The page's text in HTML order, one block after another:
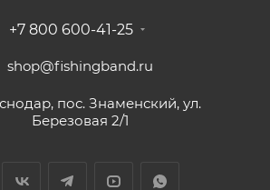
+7 800 600-41-25
shop@fishingband.ru
пос. Знаменский, ул.
Березовая 2/1